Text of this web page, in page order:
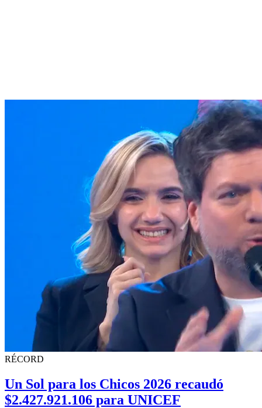
RÉCORD
Un Sol para los Chicos 2026 recaudó
$2.427.921.106 para UNICEF